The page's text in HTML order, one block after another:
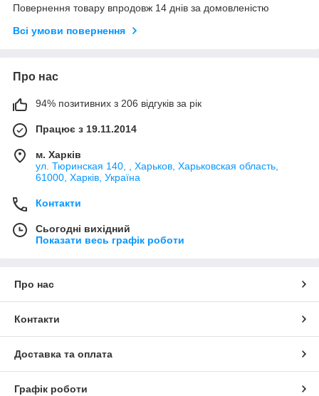
Повернення товару впродовж 14 днів за домовленістю
Всі умови повернення
Про нас
94% позитивних з 206 відгуків за рік
Працює з 19.11.2014
м. Харків
ул. Тюринская 140, , Харьков, Харьковская область,
61000, Харків, Україна
Контакти
Сьогодні вихідний
Показати весь графік роботи
Про нас
Контакти
Доставка та оплата
Графік роботи